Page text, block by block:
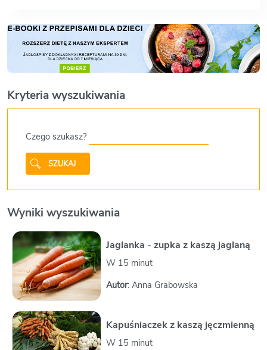
Kryteria wyszukiwania
Czego szukasz?
SZUKAJ
Wyniki wyszukiwania
Jaglanka - zupka z kaszą jaglaną
W 15 minut
Autor: Anna Grabowska
Kapuśniaczek z kaszą jęczmienną
W 15 minut